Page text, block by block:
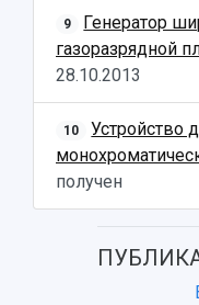
Музеи
Учебный
Центр истории
Умный дом
Сведения об
Официальные
Публикации и
Отчеты о
9
Генератор
газоразрядной
28.10.2013
10
Устройство
получен